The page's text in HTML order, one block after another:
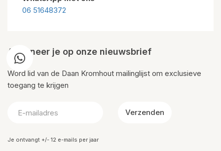
06 51648372
Abonneer je op onze nieuwsbrief
Word lid van de Daan Kromhout mailinglijst om exclusieve
toegang te krijgen
Verzenden
Je ontvangt +/- 12 e-mails per jaar